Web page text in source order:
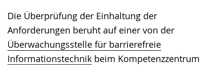
Die Überprüfung der Einhaltung der
Anforderungen beruht auf einer von der
Überwachungsstelle für barrierefreie
Informationstechnik beim Kompetenzzentrum
Gebärdensprache
wird
angezeigt.